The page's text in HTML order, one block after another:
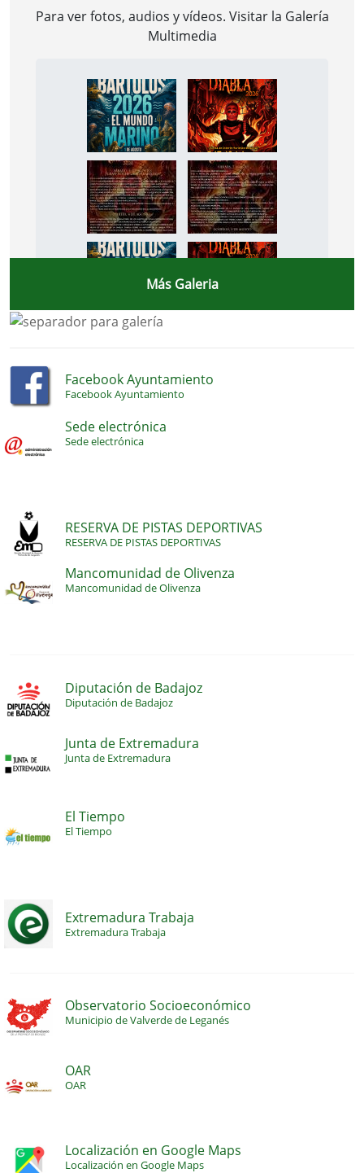
Para ver fotos, audios y vídeos. Visitar la Galería
Multimedia
Más Galeria
Facebook Ayuntamiento
Facebook Ayuntamiento
Sede electrónica
Sede electrónica
RESERVA DE PISTAS DEPORTIVAS
RESERVA DE PISTAS DEPORTIVAS
Mancomunidad de Olivenza
Mancomunidad de Olivenza
Diputación de Badajoz
Diputación de Badajoz
Junta de Extremadura
Junta de Extremadura
El Tiempo
El Tiempo
Extremadura Trabaja
Extremadura Trabaja
Observatorio Socioeconómico
Municipio de Valverde de Leganés
OAR
OAR
Localización en Google Maps
Localización en Google Maps